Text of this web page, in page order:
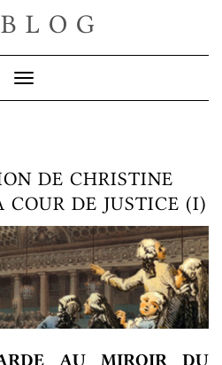
Toggle Navigation
DE CHRISTINE
COUR DE JUSTICE (I)
AU MIROIR DU